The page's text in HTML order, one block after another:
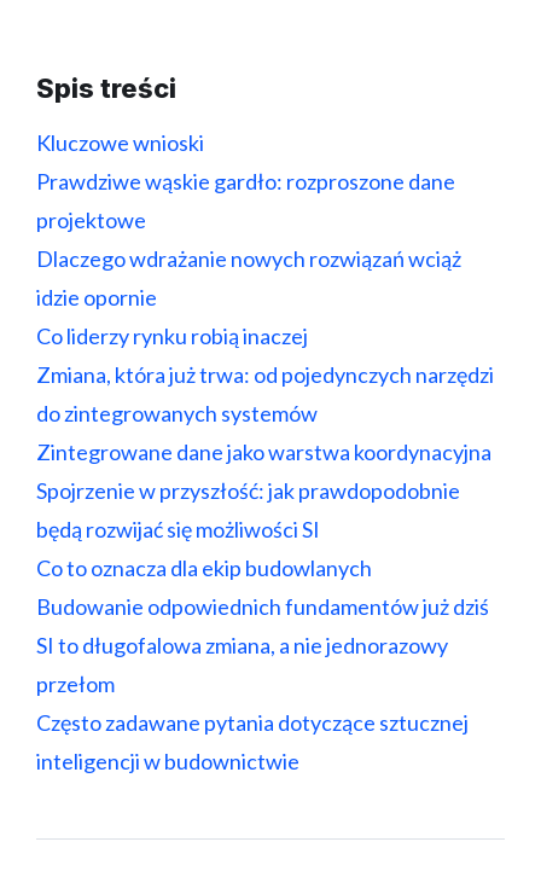
Spis treści
Kluczowe wnioski
Prawdziwe wąskie gardło: rozproszone dane
projektowe
Dlaczego wdrażanie nowych rozwiązań wciąż
idzie opornie
Co liderzy rynku robią inaczej
Zmiana, która już trwa: od pojedynczych narzędzi
do zintegrowanych systemów
Zintegrowane dane jako warstwa koordynacyjna
Spojrzenie w przyszłość: jak prawdopodobnie
będą rozwijać się możliwości SI
Co to oznacza dla ekip budowlanych
Budowanie odpowiednich fundamentów już dziś
SI to długofalowa zmiana, a nie jednorazowy
przełom
Często zadawane pytania dotyczące sztucznej
inteligencji w budownictwie